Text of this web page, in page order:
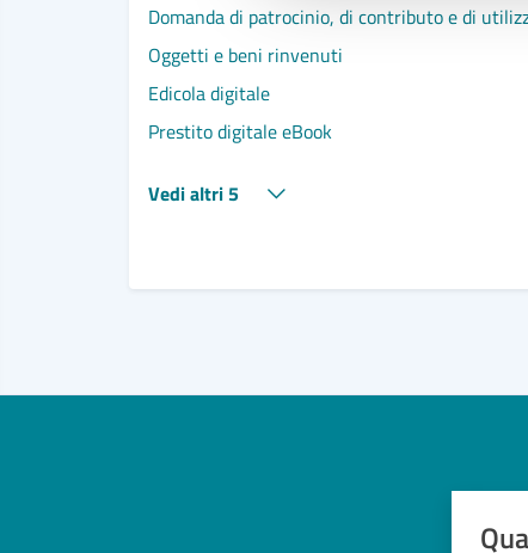
Domanda di patrocinio, di contributo e di
Oggetti e beni rinvenuti
Edicola digitale
Prestito digitale eBook
Vedi altri 5